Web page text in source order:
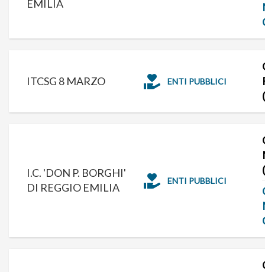
EMILIA
ITCSG 8 MARZO ENTI PUBBLICI
I.C. 'DON P. BORGHI'
DI REGGIO EMILIA
ENTI PUBBLICI